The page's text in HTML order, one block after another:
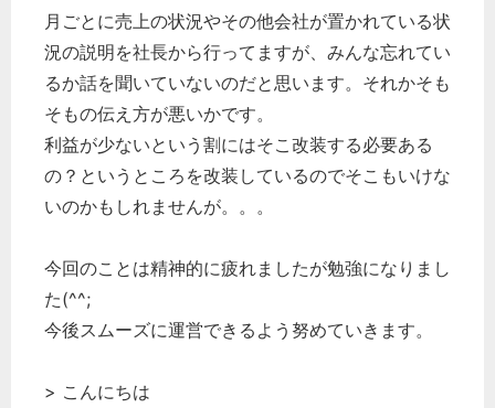
月ごとに売上の状況やその他会社が置かれている状
況の説明を社長から行ってますが、みんな忘れてい
るか話を聞いていないのだと思います。それかそも
そもの伝え方が悪いかです。
利益が少ないという割にはそこ改装する必要ある
の？というところを改装しているのでそこもいけな
いのかもしれませんが。。。
今回のことは精神的に疲れましたが勉強になりまし
た(^^;
今後スムーズに運営できるよう努めていきます。
> こんにちは